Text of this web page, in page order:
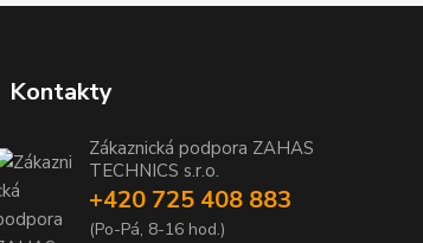
Kontakty
Zákaznická podpora ZAHAS
TECHNICS s.r.o.
+420 725 408 883
(Po-Pá, 8-16 hod.)